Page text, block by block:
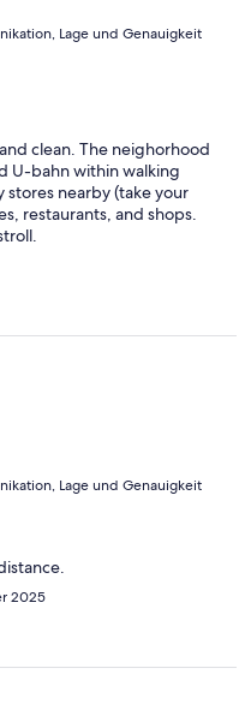
Lage und Genauigkeit
clean. The neighorhood
U-bahn within walking
stores nearby (take your
restaurants, and shops.
Lage und Genauigkeit
2025